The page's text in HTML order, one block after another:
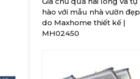
hào với mẫu nhà vườn đẹp
do Maxhome thiết kế |
MH02450